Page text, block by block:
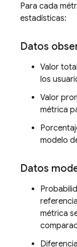
Para cada
estadísticas:
Datos
Valor
los
Valor
métrica
modelo
Datos
métrica